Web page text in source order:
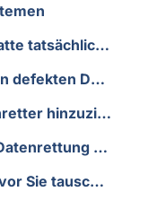
defekt?
im SHR-Verbund
hinzuziehen?
SHR-Problemen
Sie tauschen